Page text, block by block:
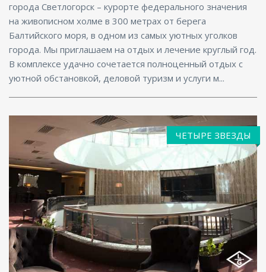
города Светлогорск – курорте федерального значения
на живописном холме в 300 метрах от берега
Балтийского моря, в одном из самых уютных уголков
города. Мы приглашаем на отдых и лечение круглый год.
В комплексе удачно сочетается полноценный отдых с
уютной обстановкой, деловой туризм и услуги м...
Фитнес центр, Ресторан, Размещение с
животными, Бар, Парковка, Интернет, Бизнес-
центр, Конференц-зал
ЧЕТЫРЕ ЗВЕЗДЫ